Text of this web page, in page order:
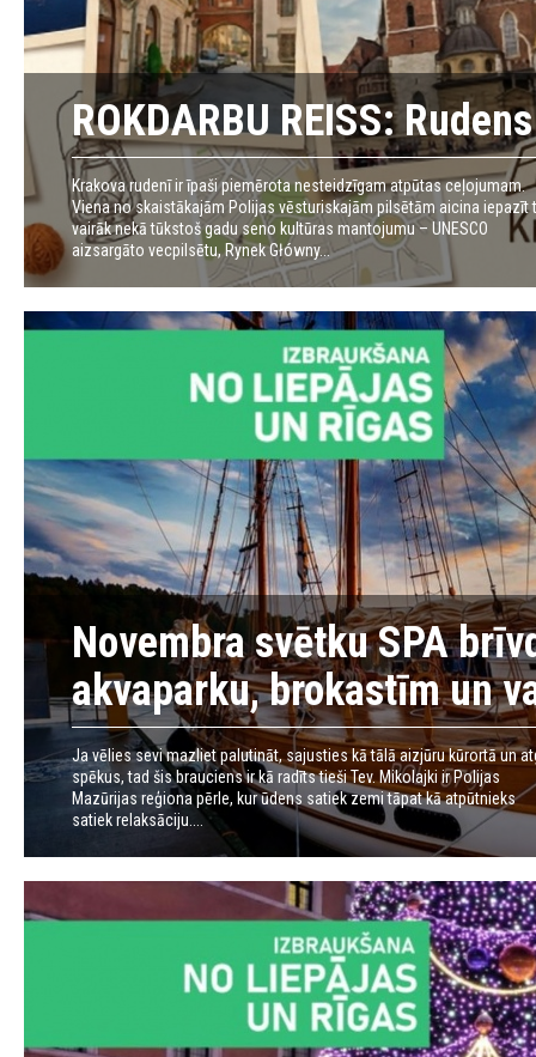
ROKDARBU REISS:
Krakova rudenī ir īpaši piemērota nesteidzīgam atpūtas ceļojumam.
Viena no skaistākajām Polijas vēsturiskajām pilsētām aicina iepazīt
vairāk nekā tūkstoš gadu seno kultūras mantojumu – UNESCO
aizsargāto vecpilsētu, Rynek Główny...
Novembra svētku SPA
akvaparku, brokastīm un
Ja vēlies sevi mazliet palutināt, sajusties kā tālā aizjūru kūrortā un
spēkus, tad šis brauciens ir kā radīts tieši Tev. Mikolajki ir Polijas
Mazūrijas reģiona pērle, kur ūdens satiek zemi tāpat kā atpūtnieks
satiek relaksāciju....